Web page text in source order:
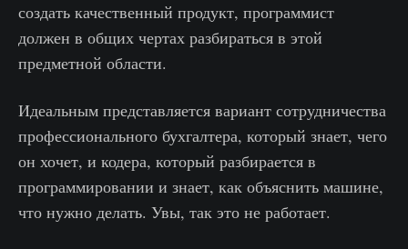
создать качественный продукт, программист
должен в общих чертах разбираться в этой
предметной области.
Идеальным представляется вариант сотрудничества
профессионального бухгалтера, который знает, чего
он хочет, и кодера, который разбирается в
программировании и знает, как объяснить машине,
что нужно делать. Увы, так это не работает.